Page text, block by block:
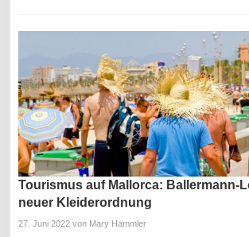
Tourismus auf Mallorca: Ballermann-
neuer Kleiderordnung
27. Juni 2022 von Mary Hammler